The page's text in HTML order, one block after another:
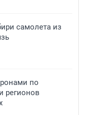
самолета из
по
регионов